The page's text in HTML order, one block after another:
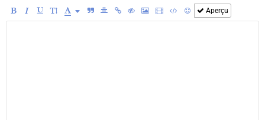
Aperçu